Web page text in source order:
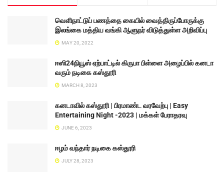
வெளிநாட்டுப் பணத்தை கையில் வைத்திருப்போருக்கு
இலங்கை மத்திய வங்கி ஆளுநர் விடுத்துள்ள அறிவிப்பு
MAY 20, 2022
ஈஸி24நியூஸ் ஏற்பாட்டில் கிருபா பிள்ளை அழைப்பில் கனடா
வரும் நடிகை கஸ்தூரி
MARCH 8, 2023
கனடாவில் கஸ்தூரி | பிரமாண்ட வரவேற்பு | Easy
Entertaining Night -2023 | மக்கள் பேராதரவு
JUNE 6, 2023
ஈழம் வந்தார் நடிகை கஸ்தூரி
JULY 28, 2023